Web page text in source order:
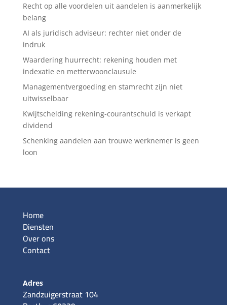
Recht op alle voordelen uit aandelen is aanmerkelijk
belang
AI als juridisch adviseur: rechter niet onder de
indruk
Waardering huurrecht: rekening houden met
indexatie en metterwoonclausule
Managementvergoeding en stamrecht zijn niet
uitwisselbaar
Kwijtschelding rekening-courantschuld is verkapt
dividend
Schenking aandelen aan trouwe werknemer is geen
loon
Home
Diensten
Over ons
Contact
Adres
Zandzuigerstraat 104